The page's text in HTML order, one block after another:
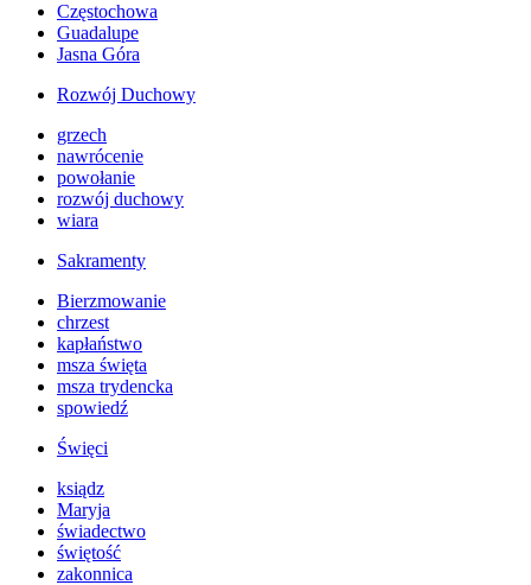
Częstochowa
Guadalupe
Jasna Góra
Rozwój Duchowy
grzech
nawrócenie
powołanie
rozwój duchowy
wiara
Sakramenty
Bierzmowanie
chrzest
kapłaństwo
msza święta
msza trydencka
spowiedź
Święci
ksiądz
Maryja
świadectwo
świętość
zakonnica